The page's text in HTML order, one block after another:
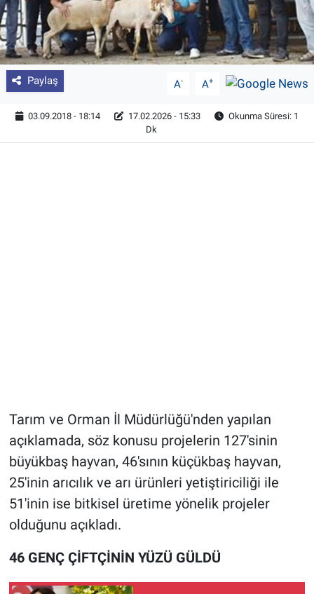
Paylaş A- A+
03.09.2018 - 18:14 17.02.2026 - 15:33
Okunma Süresi: 1
Dk
Tarım ve Orman İl Müdürlüğü'nden yapılan
açıklamada, söz konusu projelerin 127'sinin
büyükbaş hayvan, 46'sının küçükbaş hayvan,
25'inin arıcılık ve arı ürünleri yetiştiriciliği ile
51'inin ise bitkisel üretime yönelik projeler
olduğunu açıkladı.
46 GENÇ ÇİFTÇİNİN YÜZÜ GÜLDÜ
Dünyada Tarım
Üretici Birlikleri
Tahıllar ve Baklagiller